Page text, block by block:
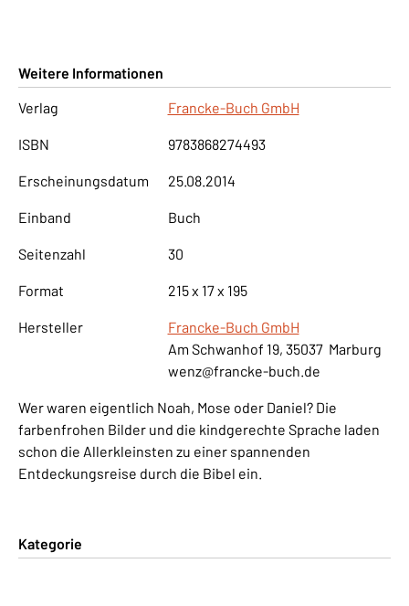
Weitere Informationen
Verlag
Francke-Buch GmbH
ISBN 9783868274493
Erscheinungsdatum 25.08.2014
Einband Buch
Seitenzahl 30
Format 215 x 17 x 195
Hersteller
Francke-Buch GmbH
Am Schwanhof 19, 35037 Marburg
wenz@francke-buch.de
Wer waren eigentlich Noah, Mose oder Daniel? Die
farbenfrohen Bilder und die kindgerechte Sprache laden
schon die Allerkleinsten zu einer spannenden
Entdeckungsreise durch die Bibel ein.
Kategorie